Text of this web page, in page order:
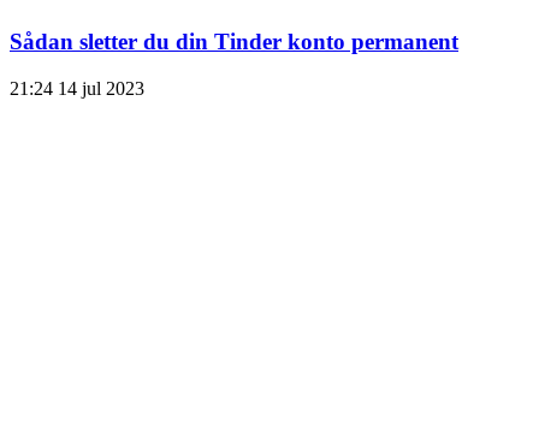
Sådan sletter du din Tinder konto permanent
21:24 14 jul 2023